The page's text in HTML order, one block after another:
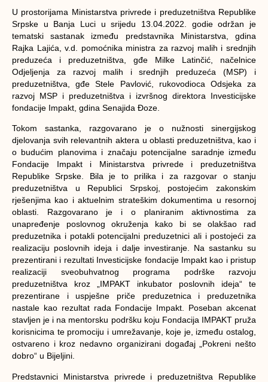
U prostorijama Ministarstva privrede i preduzetništva Republike
Srpske u Banja Luci u srijedu 13.04.2022. godie održan je
tematski sastanak između predstavnika Ministarstva, gdina
Rajka Lajića, v.d. pomoćnika ministra za razvoj malih i srednjih
preduzeća i preduzetništva, gđe Milke Latinčić, načelnice
Odjeljenja za razvoj malih i srednjih preduzeća (MSP) i
preduzetništva, gđe Stele Pavlović, rukovodioca Odsjeka za
razvoj MSP i preduzetništva i izvršnog direktora Investicijske
fondacije Impakt, gdina Senajida Đoze.
Tokom sastanka, razgovarano je o nužnosti sinergijskog
djelovanja svih relevantnih aktera u oblasti preduzetništva, kao i
o budućim planovima i značaju potencijalne saradnje između
Fondacije Impakt i Ministarstva privrede i preduzetništva
Republike Srpske. Bila je to prilika i za razgovar o stanju
preduzetništva u Republici Srpskoj, postojećim zakonskim
rješenjima kao i aktuelnim strateškim dokumentima u resornoj
oblasti. Razgovarano je i o planiranim aktivnostima za
unapređenje poslovnog okruženja kako bi se olakšao rad
preduzetnika i potakli potencijalni preduzetnici ali i postojeći za
realizaciju poslovnih ideja i dalje investiranje. Na sastanku su
prezentirani i rezultati Investicijske fondacije Impakt kao i pristup
realizaciji sveobuhvatnog programa podrške razvoju
preduzetništva kroz „IMPAKT inkubator poslovnih ideja“ te
prezentirane i uspješne priče preduzetnica i preduzetnika
nastale kao rezultat rada Fondacije Impakt. Poseban akcenat
stavljen je i na mentorsku podršku koju Fondacija IMPAKT pruža
korisnicima te promociju i umrežavanje, koje je, između ostalog,
ostvareno i kroz nedavno organizirani događaj „Pokreni nešto
dobro“ u Bijeljini.
Predstavnici Ministarstva privrede i preduzetništva Republike